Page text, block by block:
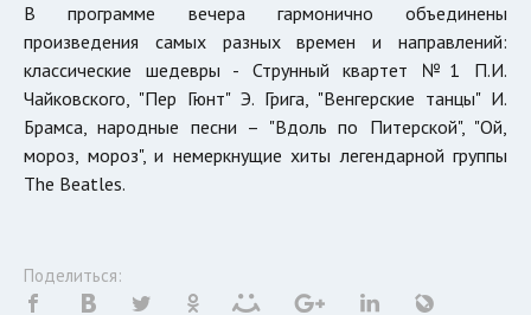
В программе вечера гармонично объединены
произведения самых разных времен и направлений:
классические шедевры - Струнный квартет №1 П.И.
Чайковского, "Пер Гюнт" Э. Грига, "Венгерские танцы" И.
Брамса, народные песни – "Вдоль по Питерской", "Ой,
мороз, мороз", и немеркнущие хиты легендарной группы
The Beatles.
Поделиться: